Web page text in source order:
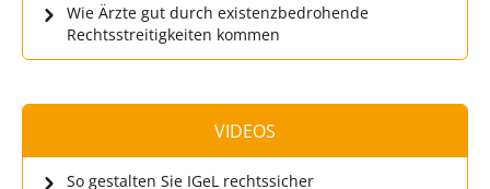
Wie Ärzte gut durch existenzbedrohende
Rechtsstreitigkeiten kommen
VIDEOS
So gestalten Sie IGeL rechtssicher